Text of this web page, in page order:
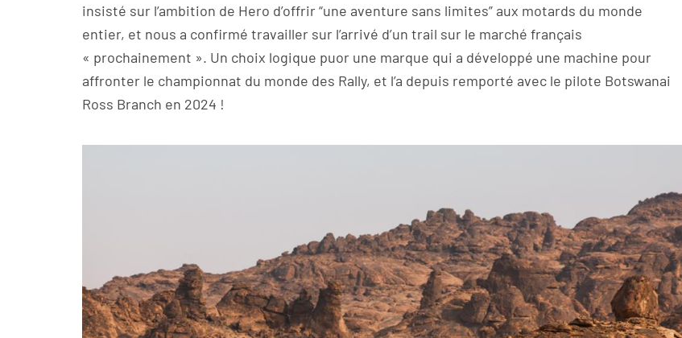
insisté sur l’ambition de Hero d’offrir “une aventure sans limites” aux motards du monde
entier, et nous a confirmé travailler sur l’arrivé d’un trail sur le marché français
« prochainement ». Un choix logique puor une marque qui a développé une machine pour
affronter le championnat du monde des Rally, et l’a depuis remporté avec le pilote Botswanai
Ross Branch en 2024 !